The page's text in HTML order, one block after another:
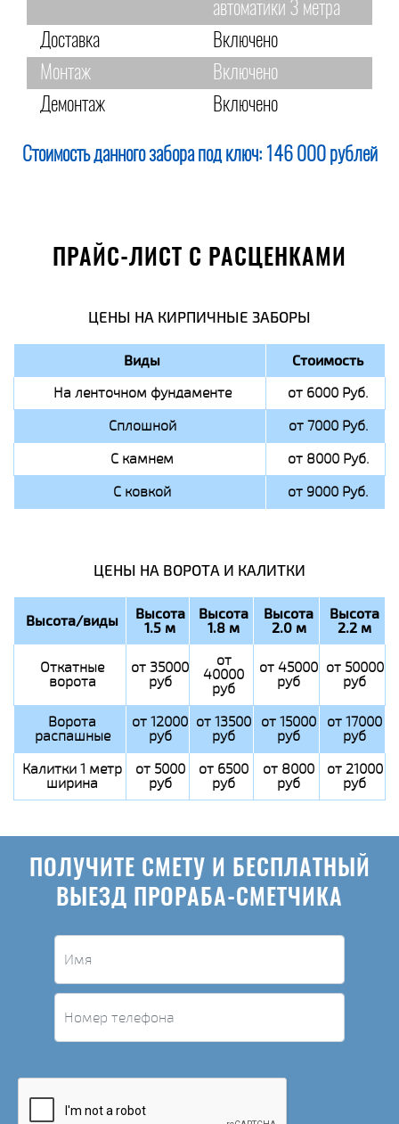
автоматики 3 метра
Доставка
Включено
Монтаж
Включено
Демонтаж
Включено
Стоимость данного забора под ключ: 146 000 рублей
ПРАЙС-ЛИСТ С РАСЦЕНКАМИ
ЦЕНЫ НА КИРПИЧНЫЕ ЗАБОРЫ
Виды Стоимость
На ленточном фундаменте
от 6000 Руб.
Сплошной
от 7000 Руб.
С камнем
от 8000 Руб.
С ковкой
от 9000 Руб.
ЦЕНЫ НА ВОРОТА И КАЛИТКИ
Высота/виды Высота
1.5 м
Высота
1.8 м
Высота
2.0 м
Высота
2.2 м
Откатные
ворота
от 35000
руб
от
40000
руб
от 45000
руб
от 50000
руб
Ворота
распашные
от 12000
руб
от 13500
руб
от 15000
руб
от 17000
руб
Калитки 1 метр
ширина
от 5000
руб
от 6500
руб
от 8000
руб
от 21000
руб
ПОЛУЧИТЕ СМЕТУ И БЕСПЛАТНЫЙ
ВЫЕЗД ПРОРАБА-СМЕТЧИКА